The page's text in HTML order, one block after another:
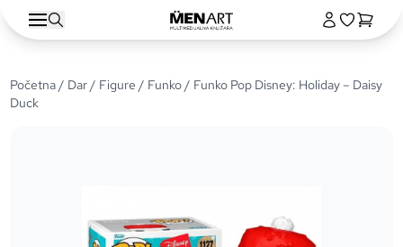
Početna/ Dar/ Figure / Funko/ Funko Pop Disney: Holiday – Daisy
Duck